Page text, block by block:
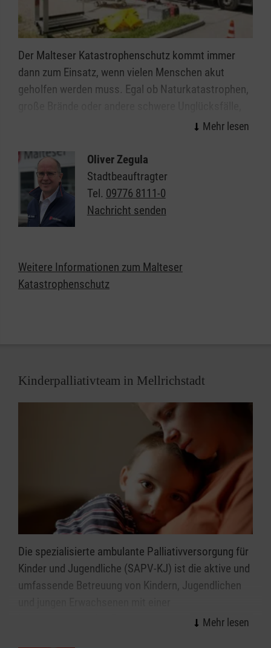
Der Malteser Katastrophenschutz kommt immer
dann zum Einsatz, wenn vielen Menschen akut
geholfen werden muss. Egal ob Naturkatastrophen,
die ehrenamtlichen Einsatzkräfte helfen bei allen
Rettungsdienst nicht ausreichen.
Organisiert in einzelnen Einsatzgruppen sind unsere
Helferinnen und Helfer Spezialisten in den Bereichen
Sanitätsdienst, Technik, Betreuung und
bereit sind, sich für ihre Mitmenschen zu
engagieren.
Oliver Zegula
Stadtbeauftragter
Tel. 09776 8111-0
Nachricht senden
Weitere Informationen zum Malteser
Katastrophenschutz
Kinderpalliativteam in Mellrichstadt
Die spezialisierte ambulante Palliativversorgung für
Kinder und Jugendliche (SAPV-KJ) ist die aktive und
umfassende Betreuung von Kindern, Jugendlichen
lebensverkürzenden Erkrankung sowie die